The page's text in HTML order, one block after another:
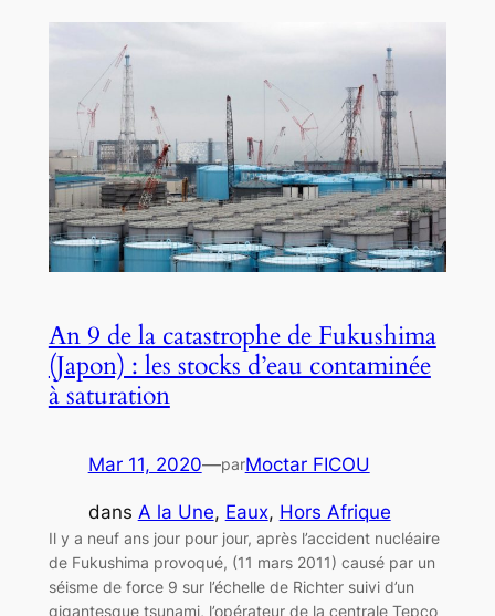
An 9 de la catastrophe de Fukushima
(Japon) : les stocks d’eau contaminée
à saturation
Mar 11, 2020—parMoctar FICOU
dans A la Une, Eaux, Hors Afrique
Il y a neuf ans jour pour jour, après l’accident nucléaire
de Fukushima provoqué, (11 mars 2011) causé par un
séisme de force 9 sur l’échelle de Richter suivi d’un
gigantesque tsunami, l’opérateur de la centrale Tepco